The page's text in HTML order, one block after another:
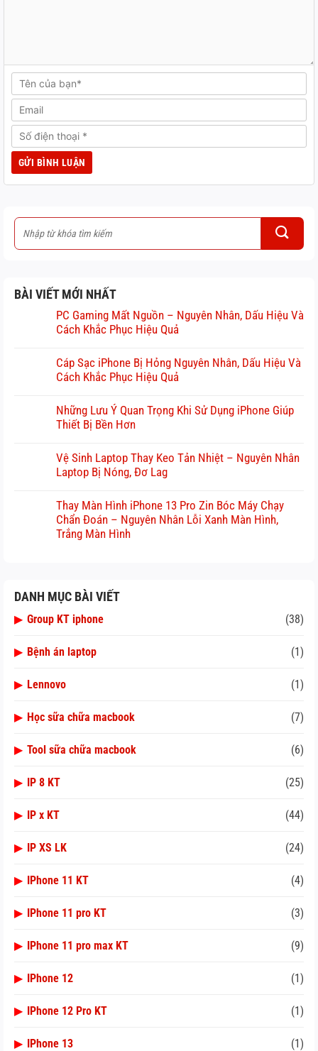
BÀI VIẾT MỚI NHẤT
PC Gaming Mất Nguồn – Nguyên Nhân, Dấu Hiệu Và
Cách Khắc Phục Hiệu Quả
Cáp Sạc iPhone Bị Hỏng Nguyên Nhân, Dấu Hiệu Và
Cách Khắc Phục Hiệu Quả
Những Lưu Ý Quan Trọng Khi Sử Dụng iPhone Giúp
Thiết Bị Bền Hơn
Vệ Sinh Laptop Thay Keo Tản Nhiệt – Nguyên Nhân
Laptop Bị Nóng, Đơ Lag
Thay Màn Hình iPhone 13 Pro Zin Bóc Máy Chạy
Chẩn Đoán – Nguyên Nhân Lỗi Xanh Màn Hình,
Trắng Màn Hình
DANH MỤC BÀI VIẾT
▶ Group KT iphone (38)
▶ Bệnh án laptop (1)
▶ Lennovo (1)
▶ Học sữa chữa macbook (7)
▶ Tool sữa chữa macbook (6)
▶ IP 8 KT (25)
▶ IP x KT (44)
▶ IP XS LK (24)
▶ IPhone 11 KT (4)
▶ IPhone 11 pro KT (3)
▶ IPhone 11 pro max KT (9)
▶ IPhone 12 (1)
▶ IPhone 12 Pro KT (1)
▶ IPhone 13 (1)